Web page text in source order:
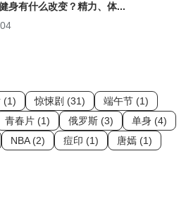
身有什么改变？精力、体...
(1) 惊悚剧 (31)
端午节 (1)
青春片 (1) 俄罗斯 (3)
单身 (4)
NBA (2) 痘印 (1)
唐嫣 (1)